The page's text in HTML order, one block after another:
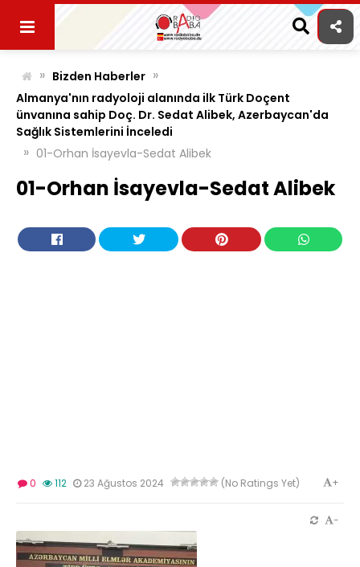
content
» Bizden Haberler »
Almanya'nın radyoloji alanında ilk Türk Doçent
ünvanına sahip Doç. Dr. Sedat Alibek, Azerbaycan'da
Sağlık Sistemlerini İnceledi
» 01-Orhan İsayevla-Sedat Alibek
01-Orhan İsayevla-Sedat Alibek
0 112 23 Ağustos 2024 (No Ratings Yet) +
-